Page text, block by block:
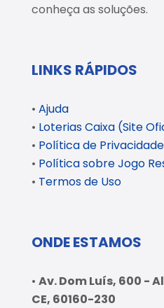
conheça as soluções.
LINKS RÁPIDOS
• Ajuda
• Loterias Caixa (Site
• Política de Privacidade
• Política sobre Jogo
• Termos de Uso
ONDE ESTAMOS
• Av. Dom Luís, 600 -
CE, 60160-230